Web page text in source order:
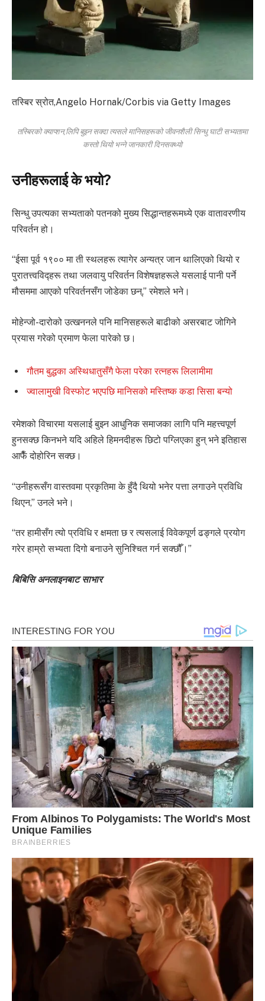
तस्बिर स्रोत,Angelo Hornak/Corbis via Getty Images
तस्बिरको क्याप्शन,लिपि बुझ्न सक्दा त्यसले मानिसहरूको जीवनशैली सिन्धु घाटी सभ्यतामा
कस्तो थियो भन्ने जानकारी दिनसक्थ्यो
उनीहरूलाई के भयो?
सिन्धु उपत्यका सभ्यताको पतनको मुख्य सिद्धान्तहरूमध्ये एक वातावरणीय
परिवर्तन हो।
“ईसा पूर्व १९०० मा ती स्थलहरू त्यागेर अन्यत्र जान थालिएको थियो र
पुरातत्त्वविद्हरू तथा जलवायु परिवर्तन विशेषज्ञहरूले यसलाई पानी पर्ने
मौसममा आएको परिवर्तनसँग जोडेका छन्,” रमेशले भने।
मोहेन्जो-दारोको उत्खननले पनि मानिसहरूले बाढीको असरबाट जोगिने
प्रयास गरेको प्रमाण फेला पारेको छ।
गौतम बुद्धका अस्थिधातुसँगै फेला परेका रत्नहरू लिलामीमा
ज्वालामुखी विस्फोट भएपछि मानिसको मस्तिष्क कडा सिसा बन्यो
रमेशको विचारमा यसलाई बुझ्न आधुनिक समाजका लागि पनि महत्त्वपूर्ण
हुनसक्छ किनभने यदि अहिले हिमनदीहरू छिटो पग्लिएका हुन् भने इतिहास
आफैँ दोहोरिन सक्छ।
“उनीहरूसँग वास्तवमा प्रकृतिमा के हुँदै थियो भनेर पत्ता लगाउने प्रविधि
थिएन,” उनले भने।
“तर हामीसँग त्यो प्रविधि र क्षमता छ र त्यसलाई विवेकपूर्ण ढङ्गले प्रयोग
गरेर हाम्रो सभ्यता दिगो बनाउने सुनिश्चित गर्न सक्छौँ।”
बिबिसि अनलाइनबाट साभार